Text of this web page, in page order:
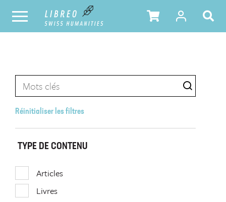
Réinitialiser les filtres
TYPE DE CONTENU
Articles
Livres